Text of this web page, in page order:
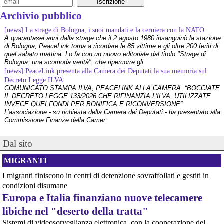
archaeological site of Xultun in northeastern Guatemala. The
finding links a mathematical formula to an individual named Sak
Tahn Waax...
More info: archaeologymag.com/2026/07/fir
Follow @archaeology
# archaeology #archeology #archaeologynews # maya
@AstroMancer5G - 23/7/2026 20:17
There are a lot of # zionists in #Argentina. Not most people, but a
lot. Especially among the upper
involved in the #military and #government
#fascist dictatorship
Much like how the #Maya # genocide perpetrators in
Archivio pubblico
[news] La strage di Bologna, i suoi mandati e la cerniera con la NATO
A quarantasei anni dalla strage che il 2 agosto 1980 insanguinò la stazione
di Bologna, PeaceLink torna a ricordare le 85 vittime e gli oltre 200 feriti di
quel sabato mattina. Lo fa con un nuovo editoriale dal titolo "Strage di
Bologna: una scomoda verità", che ripercorre gli
[news] PeaceLink presenta alla Camera dei Deputati la sua memoria sul
Decreto Legge ILVA
COMUNICATO STAMPA ILVA, PEACELINK ALLA CAMERA: “BOCCIATE
IL DECRETO LEGGE 133/2026 CHE RIFINANZIA L'ILVA, UTILIZZATE
INVECE QUEI FONDI PER BONIFICA E RICONVERSIONE”
L’associazione - su richiesta della Camera dei Deputati - ha presentato alla
Commissione Finanze della Camer
[news] La violenza non ha mai giustificazioni e finisce sempre per
I recenti e gravi fatti di Bologna e Chiomonte impongono una riflessione
profonda che superi le strumentalizzazioni politiche. Nel suo ultimo
intervento - che abbiamo rilanciato come editoriale su PeaceLink - don
Tonio Dell'Olio affronta il tema con la consueta lucidità: la violenza non ha
[news] ILVA, ora la salute viene prima
PeaceLink: “Una vittoria storica dei cittadini, ora la salute viene prima”
gratitudine al gruppo di cittadini e all'associazione Genitori Tarantini che
hanno ottenuto una vittoria storica davan
[news] Victor Jara, catturato l’ultimo dei suoi aguzzini
Dal sito
MIGRANTI
I migranti finiscono in centri di detenzione sovraffollati e gestiti in
condizioni disumane
Europa e Italia finanziano nuove telecamere
libiche nel "deserto della tratta"